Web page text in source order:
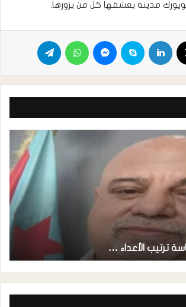
مدينة يعشقها كل من يزورها.
ترتيب الأعداء …